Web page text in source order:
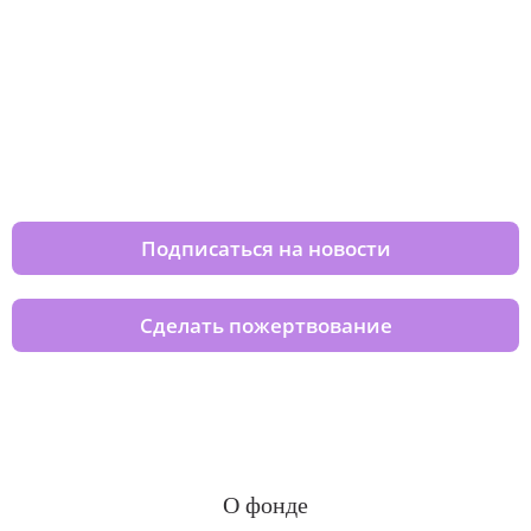
Подписаться на новости
Сделать пожертвование
О фонде